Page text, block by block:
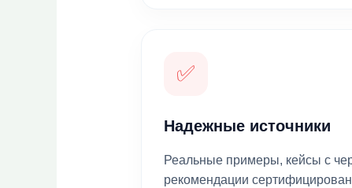
✅
Надежные источники
Реальные примеры, кейсы с
рекомендации